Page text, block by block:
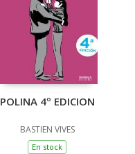
POLINA 4º EDICION
BASTIEN VIVES
En stock